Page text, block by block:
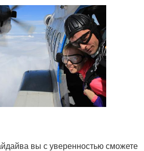
вы с уверенностью сможете